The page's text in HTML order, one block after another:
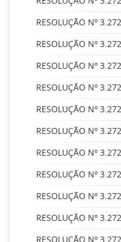
RESOLUÇÃO Nº
RESOLUÇÃO Nº
RESOLUÇÃO Nº
RESOLUÇÃO Nº
RESOLUÇÃO Nº
RESOLUÇÃO Nº
RESOLUÇÃO Nº
RESOLUÇÃO Nº
RESOLUÇÃO Nº
RESOLUÇÃO Nº
RESOLUÇÃO Nº